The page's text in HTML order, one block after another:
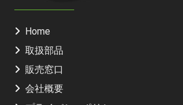
Home
取扱部品
販売窓口
会社概要